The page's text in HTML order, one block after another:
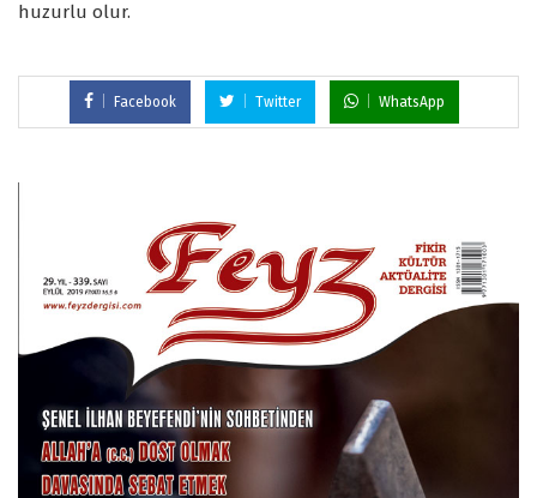
huzurlu olur.
Facebook Twitter WhatsApp